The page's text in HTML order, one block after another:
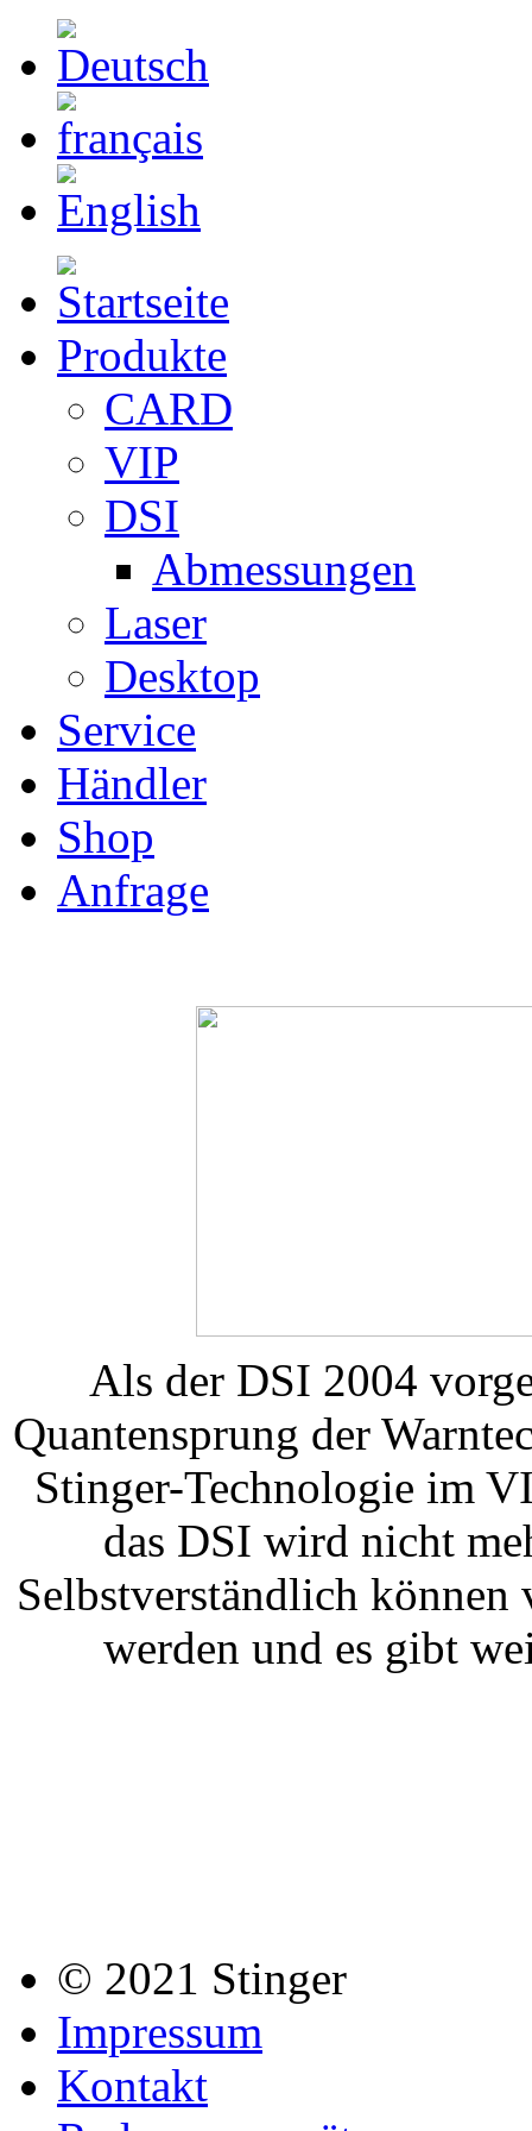
Produkte
CARD
VIP
DSI
Abmessungen
Laser
Desktop
Service
Händler
Shop
Anfrage
Als der DSI 2004
Quantensprung der
Stinger-Technologie im
das DSI wird nicht
Selbstverständlich können
werden und es gibt
© 2021 Stinger
Impressum
Kontakt